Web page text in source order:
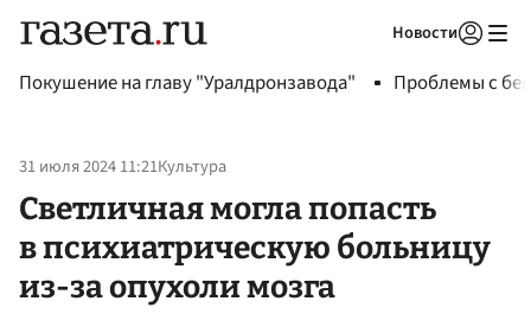
Новости
Покушение на главу "Уралдронзавода" Проблемы с
31 июля 2024 11:21Культура
Светличная могла попасть
в психиатрическую больницу
из-за опухоли мозга